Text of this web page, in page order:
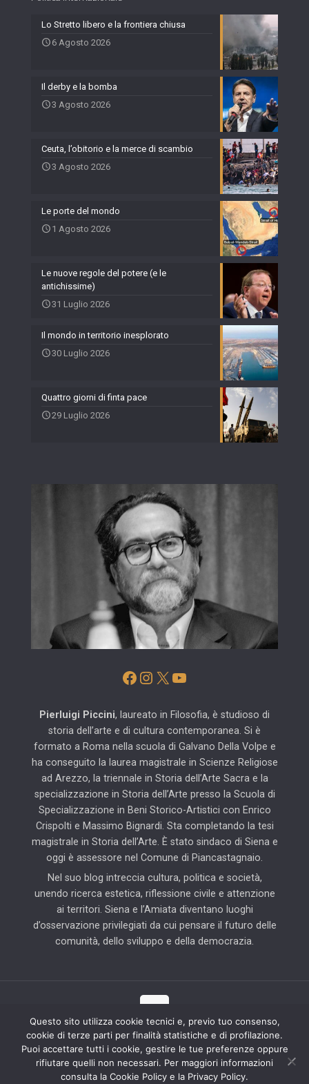
Lo Stretto libero e la frontiera chiusa
6 Agosto 2026
Il derby e la bomba
3 Agosto 2026
Ceuta, l’obitorio e la merce di scambio
3 Agosto 2026
Le porte del mondo
1 Agosto 2026
Le nuove regole del potere (e le
antichissime)
31 Luglio 2026
Il mondo in territorio inesplorato
30 Luglio 2026
Quattro giorni di finta pace
29 Luglio 2026
Facebook
Instagram
X YouTube
Pierluigi Piccini, laureato in Filosofia, è studioso di
storia dell’arte e di cultura contemporanea. Si è
formato a Roma nella scuola di Galvano Della Volpe e
ha conseguito la laurea magistrale in Scienze Religiose
ad Arezzo, la triennale in Storia dell’Arte Sacra e la
specializzazione in Storia dell’Arte presso la Scuola di
Specializzazione in Beni Storico-Artistici con Enrico
Crispolti e Massimo Bignardi. Sta completando la tesi
magistrale in Storia dell’Arte. È stato sindaco di Siena e
oggi è assessore nel Comune di Piancastagnaio.
Nel suo blog intreccia cultura, politica e società,
unendo ricerca estetica, riflessione civile e attenzione
ai territori. Siena e l’Amiata diventano luoghi
d’osservazione privilegiati da cui pensare il futuro delle
comunità, dello sviluppo e della democrazia.
© 2025 Il Blog di Pierluigi Piccini | Tutti i diritti riservati | Partner
tecnico: Hab Solution
Questo sito utilizza cookie tecnici e, previo tuo consenso,
cookie di terze parti per finalità statistiche e di profilazione.
Puoi accettare tutti i cookie, gestire le tue preferenze oppure
rifiutare quelli non necessari. Per maggiori informazioni
consulta la Cookie Policy e la Privacy Policy.